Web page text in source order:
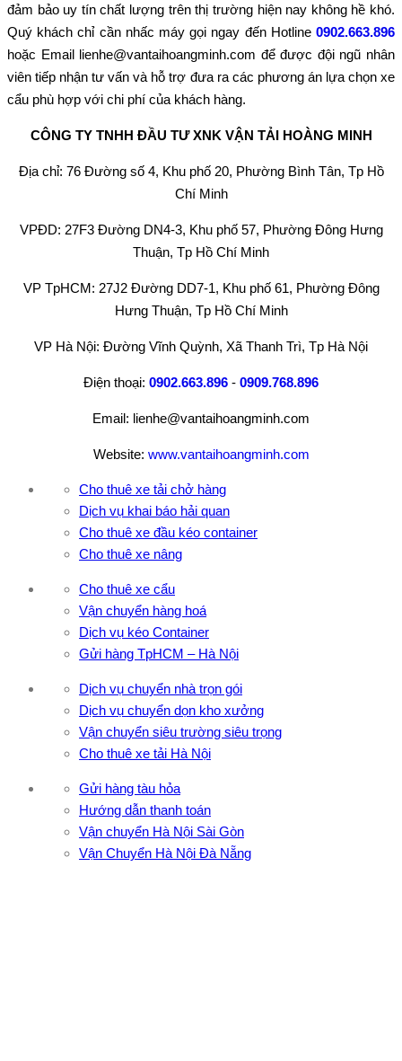
đảm bảo uy tín chất lượng trên thị trường hiện nay không hề khó.
Quý khách chỉ cần nhấc máy gọi ngay đến Hotline 0902.663.896
hoặc Email lienhe@vantaihoangminh.com để được đội ngũ nhân
viên tiếp nhận tư vấn và hỗ trợ đưa ra các phương án lựa chọn xe
cẩu phù hợp với chi phí của khách hàng.
CÔNG TY TNHH ĐẦU TƯ XNK VẬN TẢI HOÀNG MINH
Địa chỉ: 76 Đường số 4, Khu phố 20, Phường Bình Tân, Tp Hồ
Chí Minh
VPĐD: 27F3 Đường DN4-3, Khu phố 57, Phường Đông Hưng
Thuận, Tp Hồ Chí Minh
VP TpHCM: 27J2 Đường DD7-1, Khu phố 61, Phường Đông
Hưng Thuận, Tp Hồ Chí Minh
VP Hà Nội: Đường Vĩnh Quỳnh, Xã Thanh Trì, Tp Hà Nội
Điện thoại: 0902.663.896 - 0909.768.896
Email: lienhe@vantaihoangminh.com
Website: www.vantaihoangminh.com
Cho thuê xe tải chở hàng
Dịch vụ khai báo hải quan
Cho thuê xe đầu kéo container
Cho thuê xe nâng
Cho thuê xe cẩu
Vận chuyển hàng hoá
Dịch vụ kéo Container
Gửi hàng TpHCM – Hà Nội
Dịch vụ chuyển nhà trọn gói
Dịch vụ chuyển dọn kho xưởng
Vận chuyển siêu trường siêu trọng
Cho thuê xe tải Hà Nội
Gửi hàng tàu hỏa
Hướng dẫn thanh toán
Vận chuyển Hà Nội Sài Gòn
Vận Chuyển Hà Nội Đà Nẵng